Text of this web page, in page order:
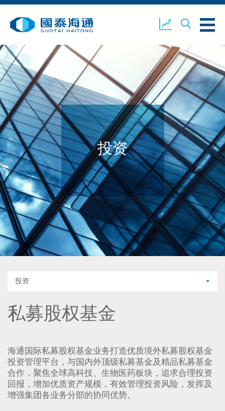
关于我们 业务概览 公司新闻
环境、社会及企业管治 国泰海通证券 联络我们
开设户口 客户登入
投资
投资
私募股权基金
海通国际私募股权基金业务打造优质境外私募股权基金
投资管理平台，与国内外顶级私募基金及精品私募基金
合作，聚焦全球高科技、生物医药板块，追求合理投资
回报，增加优质资产规模，有效管理投资风险，发挥及
增强集团各业务分部的协同优势。